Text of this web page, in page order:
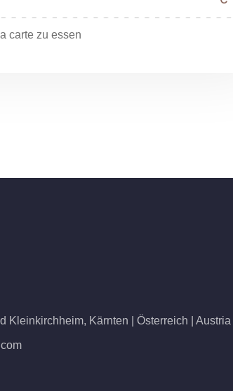
carte zu essen
Kleinkirchheim, Kärnten | Österreich | Austria